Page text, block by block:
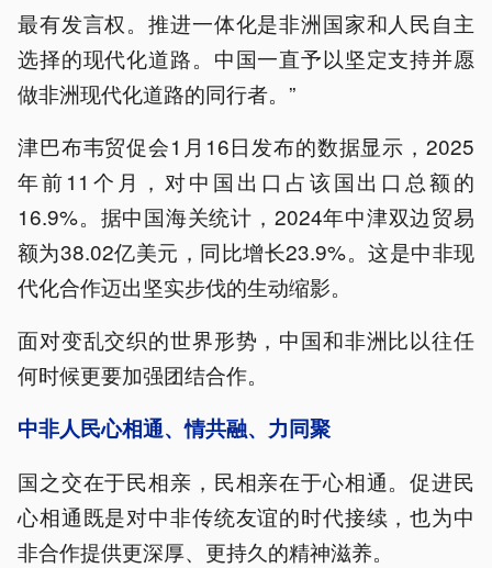
最有发言权。推进一体化是非洲国家和人民自主
选择的现代化道路。中国一直予以坚定支持并愿
做非洲现代化道路的同行者。”
津巴布韦贸促会1月16日发布的数据显示，2025
年前11个月，对中国出口占该国出口总额的
16.9%。据中国海关统计，2024年中津双边贸易
额为38.02亿美元，同比增长23.9%。这是中非现
代化合作迈出坚实步伐的生动缩影。
面对变乱交织的世界形势，中国和非洲比以往任
何时候更要加强团结合作。
中非人民心相通、情共融、力同聚
国之交在于民相亲，民相亲在于心相通。促进民
心相通既是对中非传统友谊的时代接续，也为中
非合作提供更深厚、更持久的精神滋养。